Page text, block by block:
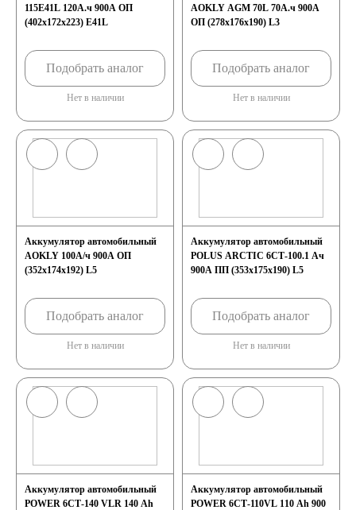
115E41L 120А.ч 900А ОП
(402x172x223) E41L
Подобрать аналог
Нет в наличии
AOKLY AGM 70L 70А.ч 900А
ОП (278x176x190) L3
Подобрать аналог
Нет в наличии
Аккумулятор автомобильный
AOKLY 100А/ч 900А ОП
(352x174x192) L5
Подобрать аналог
Нет в наличии
Аккумулятор автомобильный
POLUS ARCTIC 6СТ-100.1 Ач
900А ПП (353х175х190) L5
Подобрать аналог
Нет в наличии
Аккумулятор автомобильный
POWER 6СТ-140 VLR 140 Ah
Аккумулятор автомобильный
POWER 6СТ-110VL 110 Ah 900